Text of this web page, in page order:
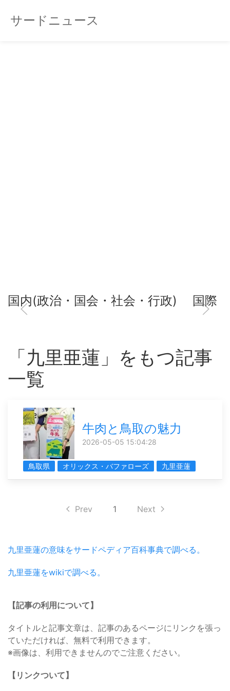
サードニュース
国内(政治・国会・社会・行政) 国際
「九里亜蓮」をもつ記事
一覧
牛肉と鳥取の魅力
2026-05-05 15:04:28
鳥取県 オリックス・バファローズ 九里亜蓮
Prev 1 Next
九里亜蓮の意味をサードペディア百科事典で調べる。
九里亜蓮をwikiで調べる。
【記事の利用について】
タイトルと記事文章は、記事のあるページにリンクを張っ
ていただければ、無料で利用できます。
※画像は、利用できませんのでご注意ください。
【リンクついて】